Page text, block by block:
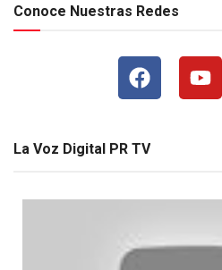
Conoce Nuestras Redes
La Voz Digital PR TV